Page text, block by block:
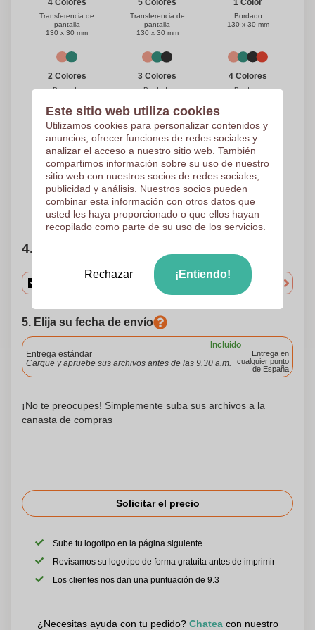
4 Colores
Transferencia de
pantalla
130 x 30 mm
5 Colores
Transferencia de
pantalla
130 x 30 mm
1 Color
Bordado
130 x 30 mm
2 Colores
Bordado
3 Colores
Bordado
4 Colores
Bordado
5 Colores
Bordado
130 x 30 mm
1 Color
Transferencia
Reflectante
130 x 30 mm
Color Completo
Transferencia digital
130 x 30 mm
¿Necesitas ayuda? Ayúdame a elegir
4. Elige tu cantidad
5. Elija su fecha de envío
Incluido
Entrega estándar
Cargue y apruebe sus archivos antes de las 9.30 a.m.
Entrega en
cualquier punto
de España
¡No te preocupes! Simplemente suba sus archivos a la
canasta de compras
Solicitar el precio
Sube tu logotipo en la página siguiente
Revisamos su logotipo de forma gratuita antes de imprimir
Los clientes nos dan una puntuación de 9.3
¿Necesitas ayuda con tu pedido? Chateacon nuestro
Este sitio web utiliza cookies
Utilizamos cookies para personalizar contenidos y
anuncios, ofrecer funciones de redes sociales y
analizar el acceso a nuestro sitio web. También
compartimos información sobre su uso de nuestro
sitio web con nuestros socios de redes sociales,
publicidad y análisis. Nuestros socios pueden
combinar esta información con otros datos que
usted les haya proporcionado o que ellos hayan
recopilado como parte de su uso de los servicios.
Rechazar ¡Entiendo!